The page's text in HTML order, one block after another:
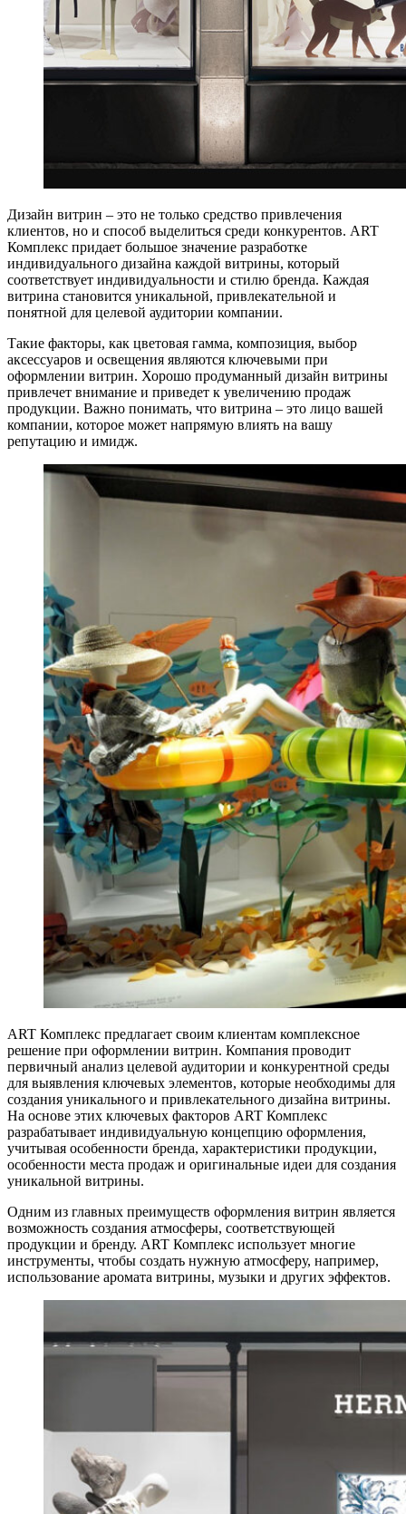
Дизайн витрин – это не только средство привлечения
клиентов, но и способ выделиться среди конкурентов. ART
Комплекс придает большое значение разработке
индивидуального дизайна каждой витрины, который
соответствует индивидуальности и стилю бренда. Каждая
витрина становится уникальной, привлекательной и
понятной для целевой аудитории компании.
Такие факторы, как цветовая гамма, композиция, выбор
аксессуаров и освещения являются ключевыми при
оформлении витрин. Хорошо продуманный дизайн витрины
привлечет внимание и приведет к увеличению продаж
продукции. Важно понимать, что витрина – это лицо вашей
компании, которое может напрямую влиять на вашу
репутацию и имидж.
ART Комплекс предлагает своим клиентам комплексное
решение при оформлении витрин. Компания проводит
первичный анализ целевой аудитории и конкурентной среды
для выявления ключевых элементов, которые необходимы для
создания уникального и привлекательного дизайна витрины.
На основе этих ключевых факторов ART Комплекс
разрабатывает индивидуальную концепцию оформления,
учитывая особенности бренда, характеристики продукции,
особенности места продаж и оригинальные идеи для создания
уникальной витрины.
Одним из главных преимуществ оформления витрин является
возможность создания атмосферы, соответствующей
продукции и бренду. ART Комплекс использует многие
инструменты, чтобы создать нужную атмосферу, например,
использование аромата витрины, музыки и других эффектов.